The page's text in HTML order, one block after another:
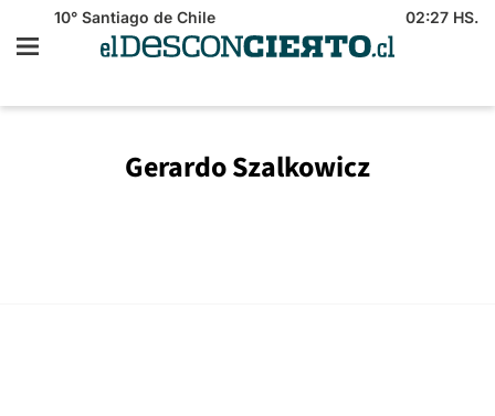
10° Santiago de Chile 02:27 HS.
Gerardo Szalkowicz